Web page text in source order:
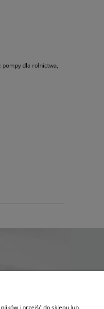
pompy dla rolnictwa,
i przejść do sklepu lub